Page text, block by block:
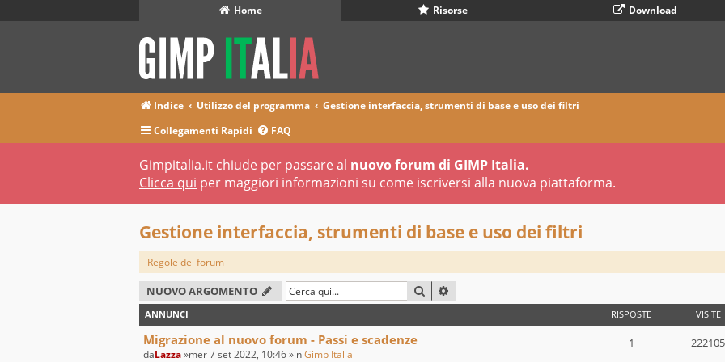
Home Risorse Download
Indice Utilizzo del programma
Gestione interfaccia, strumenti di base e uso dei filtri
Collegamenti Rapidi
FAQ
Gimpitalia.it chiude per passare al nuovo forum di GIMP Italia.
Clicca qui per maggiori informazioni su come iscriversi alla nuova piattaforma.
Gestione interfaccia, strumenti di base e uso dei filtri
Regole del forum
NUOVO ARGOMENTO CERCA
ANNUNCI RISPOSTE VISITE
Migrazione al nuovo forum - Passi e scadenze
daLazza»mer 7 set 2022, 10:46 »inGimp Italia
1 222105